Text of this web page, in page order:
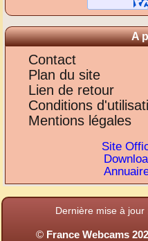
A
Contact
Plan du site
Lien de retour
Conditions
Mentions légales
Site
Dernière mise à
© France Webcams